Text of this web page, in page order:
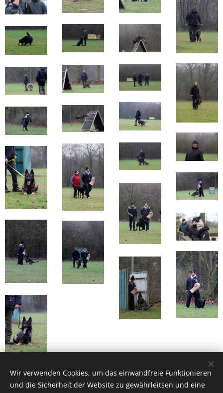
Wir verwenden Cookies, um das einwandfreie Funktionieren
und die Sicherheit der Website zu gewährleitsen und eine